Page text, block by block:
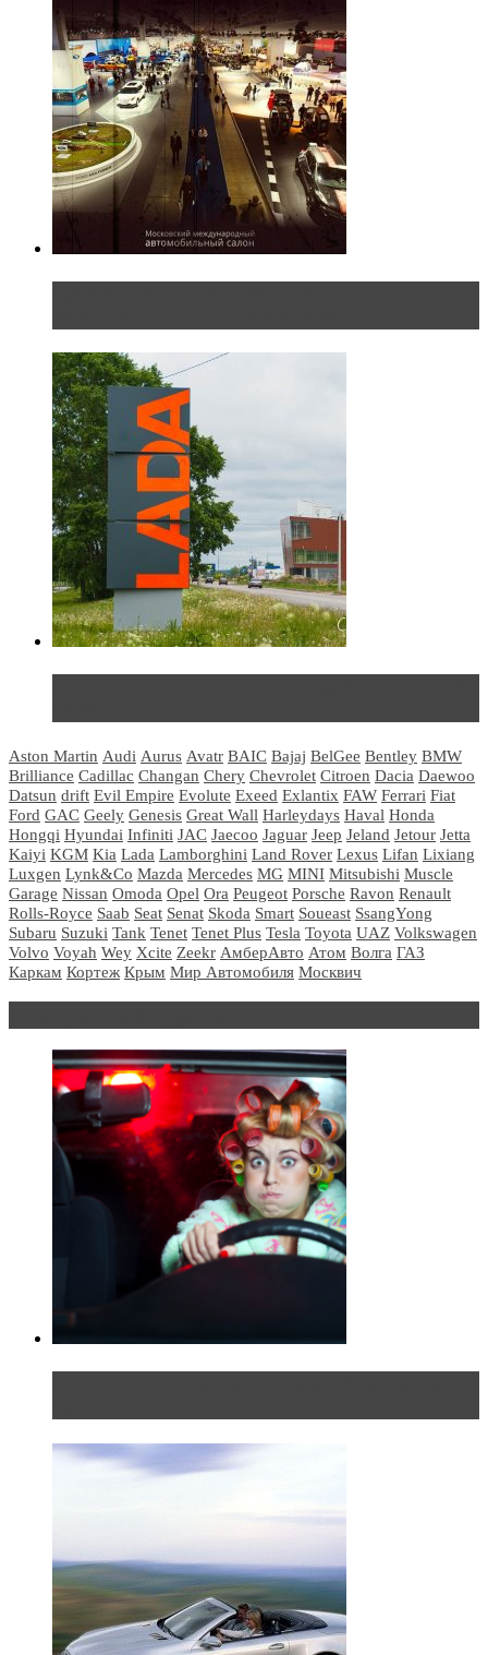
Aston Martin Audi Aurus Avatr BAIC Bajaj BelGee Bentley BMW
Brilliance Cadillac Changan Chery Chevrolet Citroen Dacia Daewoo
Datsun drift Evil Empire Evolute Exeed Exlantix FAW Ferrari Fiat
Ford GAC Geely Genesis Great Wall Harleydays Haval Honda
Hongqi Hyundai Infiniti JAC Jaecoo Jaguar Jeep Jeland Jetour Jetta
Kaiyi KGM Kia Lada Lamborghini Land Rover Lexus Lifan Lixiang
Luxgen Lynk&Co Mazda Mercedes MG MINI Mitsubishi Muscle
Garage Nissan Omoda Opel Ora Peugeot Porsche Ravon Renault
Rolls-Royce Saab Seat Senat Skoda Smart Soueast SsangYong
Subaru Suzuki Tank Tenet Tenet Plus Tesla Toyota UAZ Volkswagen
Volvo Voyah Wey Xcite Zeekr АмберАвто Атом Волга ГАЗ
Каркам Кортеж Крым Мир Автомобиля Москвич